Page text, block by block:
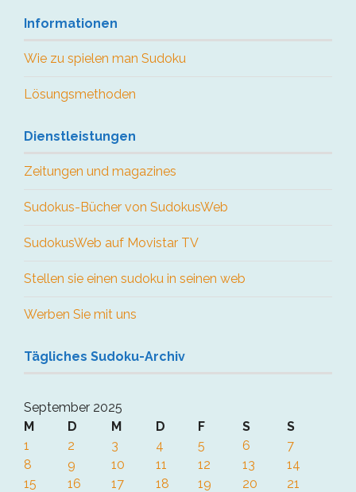
Informationen
Wie zu spielen man Sudoku
Lösungsmethoden
Dienstleistungen
Zeitungen und magazines
Sudokus-Bücher von SudokusWeb
SudokusWeb auf Movistar TV
Stellen sie einen sudoku in seinen web
Werben Sie mit uns
Tägliches Sudoku-Archiv
September 2025
M
D M D F S
S
1
2 3 4 5 6
7
8
9 10 11 12 13
14
15
16 17 18 19 20
21